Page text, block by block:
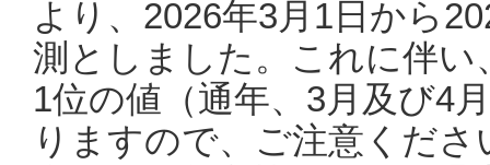
より、2026年3月1日から
測としました。これに伴い
1位の値（通年、3月及び4
りますので、ご注意くだ